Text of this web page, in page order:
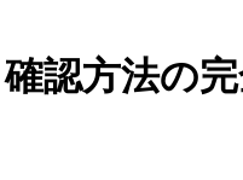
認方法の